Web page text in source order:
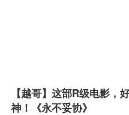
【越哥】这部R级电影，
神！《永不妥协》